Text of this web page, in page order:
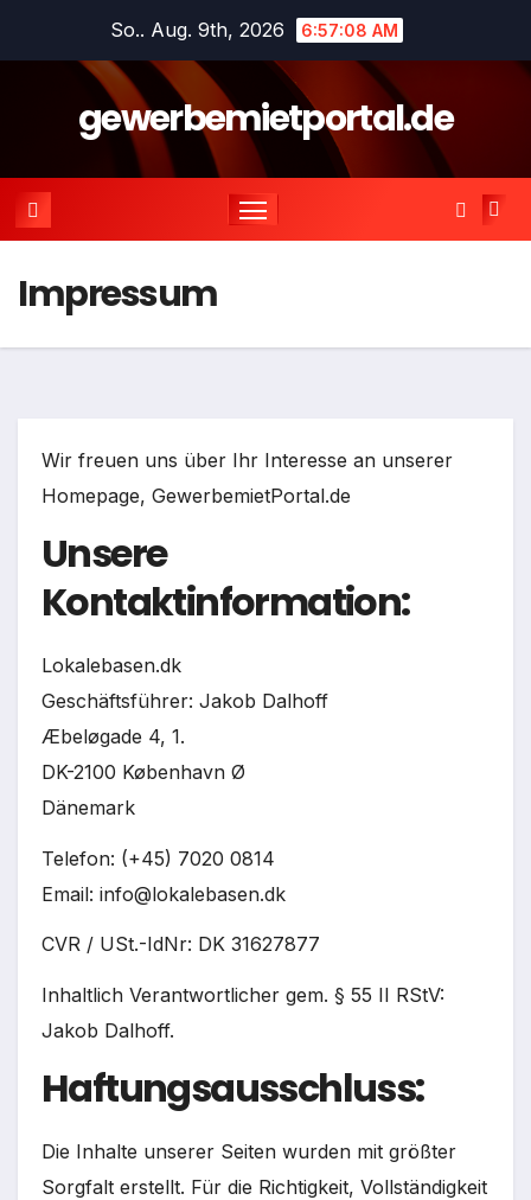
So.. Aug. 9th, 2026 6:57:09 AM
gewerbemietportal.de
Impressum
Wir freuen uns über Ihr Interesse an unserer
Homepage, GewerbemietPortal.de
Unsere
Kontaktinformation:
Lokalebasen.dk
Geschäftsführer: Jakob Dalhoff
Æbeløgade 4, 1.
DK-2100 København Ø
Dänemark
Telefon: (+45) 7020 0814
Email: info@lokalebasen.dk
CVR / USt.-IdNr: DK 31627877
Inhaltlich Verantwortlicher gem. § 55 II RStV:
Jakob Dalhoff.
Haftungsausschluss:
Die Inhalte unserer Seiten wurden mit größter
Sorgfalt erstellt. Für die Richtigkeit, Vollständigkeit